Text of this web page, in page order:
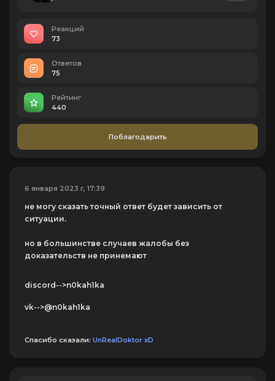
Реакций
73
Ответов
75
Рейтинг
440
Поблагодарить
6 января 2023 г, 17:39
не могу сказать точный ответ будет зависить от
ситуации.
но в большинстве случаев жалобы без
доказательств не принемают
discord-->n0kah1ka
vk-->@n0kah1ka
Спасибо сказали: UnRealDoktor xD